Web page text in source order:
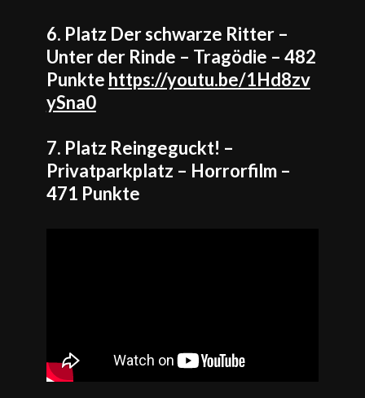
6. Platz Der schwarze Ritter –
Unter der Rinde – Tragödie – 482
Punkte https://youtu.be/1Hd8zv
ySna0
7. Platz Reingeguckt! –
Privatparkplatz – Horrorfilm –
471 Punkte